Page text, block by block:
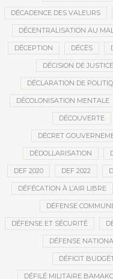
DÉCADENCE DES VALEURS
DÉCENTRALISATION AU
DÉCEPTION DÉCÈS
DÉCISION DE JUSTICE
DÉCLARATION DE
DÉCOLONISATION MENTALE
DÉCOUVERTE
DÉCRET
DÉDOLLARISATION
DEF 2020 DEF 2022
DÉFÉCATION À L’AIR LIBRE
DÉFENSE
DÉFENSE ET SÉCURITÉ
DÉFENSE
DÉFICIT
DÉFILÉ MILITAIRE